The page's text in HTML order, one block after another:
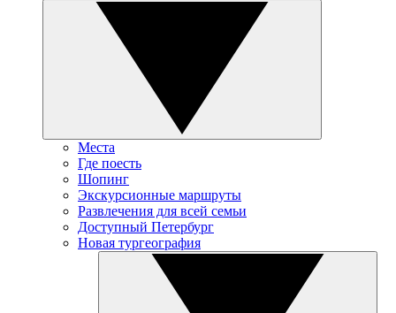
Места
Где поесть
Шопинг
Экскурсионные маршруты
Развлечения для всей семьи
Доступный Петербург
Новая тургеография